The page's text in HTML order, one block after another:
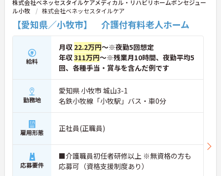
株式会社ベネッセスタイルケアメディカル・リハビリホームボンセジュー
ル小牧
株式会社ベネッセスタイルケア
【愛知県／小牧市】 介護付有料老人ホーム
給料
月収 22.2万円～※夜勤5回想定
年収311万円～※残業月10時間、夜勤平均5
回、各種手当・賞与を含んだ例です
勤務地
愛知県 小牧市 城山3-1
名鉄小牧線「小牧駅」バス・車0分
雇用形態 正社員(正職員)
応募要件
■介護職員初任者研修以上 ※無資格の方も
応募可（資格支援制度あり）